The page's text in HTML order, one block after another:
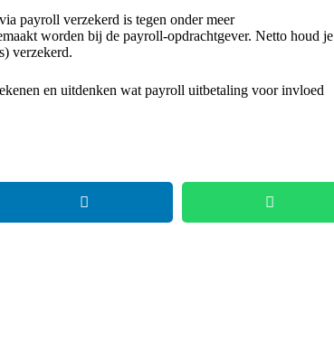
payroll verzekerd is tegen onder meer
worden bij de payroll-opdrachtgever. Netto houd je
verzekerd.
en uitdenken wat payroll uitbetaling voor invloed